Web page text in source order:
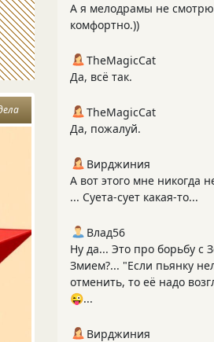
А я мелодрамы не
комфортно.))
TheMagicCat
Да, всё так.
TheMagicCat
Да, пожалуй.
Вирджиния
А вот этого мне никогда
... Суета-сует какая-то...
Влад56
Ну да... Это про борьбу с
Змием?... "Если пьянку
отменить, то её надо
😜...
Вирджиния